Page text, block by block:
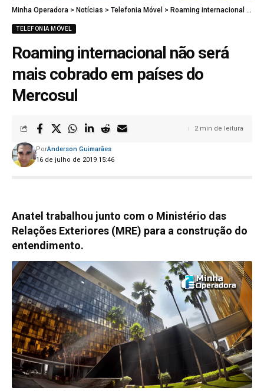
Minha Operadora > Notícias > Telefonia Móvel > Roaming internacional não será mais cobrado em países do Mercosul
TELEFONIA MÓVEL
Roaming internacional não será
mais cobrado em países do
Mercosul
16 de julho de 2019 15:46
PorAnderson Guimarães
2 min de leitura
Anatel trabalhou junto com o Ministério das
Relações Exteriores (MRE) para a construção do
entendimento.